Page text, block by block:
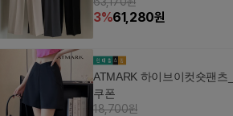
3%61,280원
ATMARK 하이브이컷숏팬츠
쿠폰
18,700원